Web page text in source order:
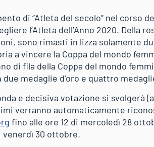
di “Atleta del secolo” nel corso
l’Atleta dell’Anno 2020. Della
sono rimasti in lizza solamente
a vincere la Coppa del mondo
di fila della Coppa del mondo
medaglie d’oro e quattro
e decisiva votazione si svolgerà
verranno automaticamente
fino alle ore 12 di mercoledì 28
30 ottobre.